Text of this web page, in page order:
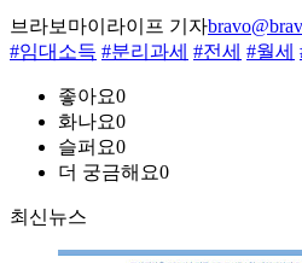
브라보마이라이프 기자
#임대소득 #분리과세 #전세 #월세
좋아요0
화나요0
슬퍼요0
더 궁금해요0
최신뉴스